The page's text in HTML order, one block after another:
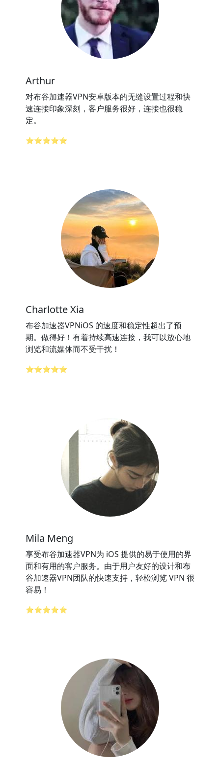
Arthur
对布谷加速器VPN安卓版本的无缝设置过程和快
速连接印象深刻，客户服务很好，连接也很稳
定。
⭐⭐⭐⭐⭐
Charlotte Xia
布谷加速器VPNiOS 的速度和稳定性超出了预
期。做得好！有着持续高速连接，我可以放心地
浏览和流媒体而不受干扰！
⭐⭐⭐⭐⭐
Mila Meng
享受布谷加速器VPN为 iOS 提供的易于使用的界
面和有用的客户服务。由于用户友好的设计和布
谷加速器VPN团队的快速支持，轻松浏览 VPN 很
容易！
⭐⭐⭐⭐⭐